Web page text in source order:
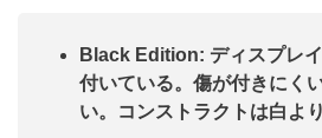
Black Edition: ディスプレ
付いている。傷が付きにく
い。コンストラクトは白より